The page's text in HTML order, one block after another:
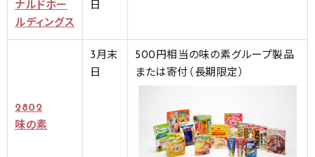
ナルドホー
ルディングス
日
2802
味の素
3月末
日
500円相当の味の素グループ製品
または寄付（長期限定）